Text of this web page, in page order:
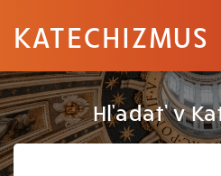
KATECHIZMUS
Hľadať v